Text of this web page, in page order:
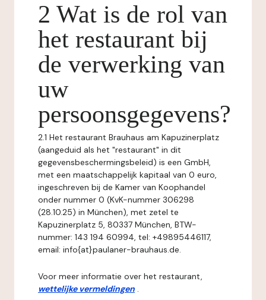
2 Wat is de rol van
het restaurant bij
de verwerking van
uw
persoonsgegevens?
2.1 Het restaurant Brauhaus am Kapuzinerplatz
(aangeduid als het "restaurant" in dit
gegevensbeschermingsbeleid) is een GmbH,
met een maatschappelijk kapitaal van 0 euro,
ingeschreven bij de Kamer van Koophandel
onder nummer 0 (KvK-nummer 306298
(28.10.25) in München), met zetel te
Kapuzinerplatz 5, 80337 München, BTW-
nummer: 143 194 60994, tel: +49895446117,
email: info{at}paulaner-brauhaus.de.
Voor meer informatie over het restaurant,
wettelijke vermeldingen .